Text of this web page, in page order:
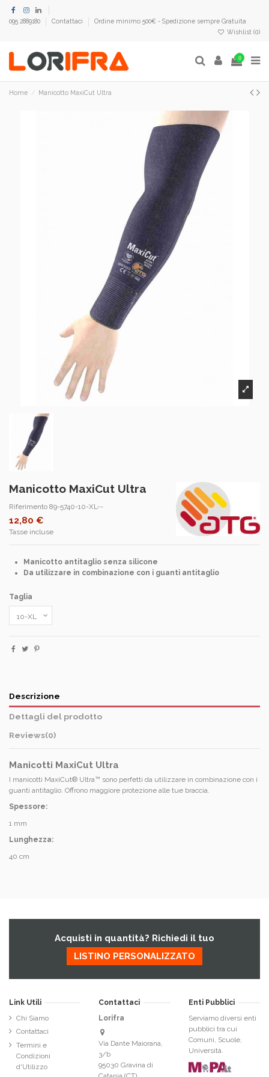
095 2889180 Contattaci
Ordine minimo 500€ - Spedizione sempre Gratuita
Wishlist (0)
0
Home Manicotto MaxiCut Ultra
Manicotto MaxiCut Ultra
Riferimento 89-5740-10-XL--
12,80 €
Tasse incluse
Manicotto antitaglio senza silicone
Da utilizzare in combinazione con i guanti antitaglio
Taglia
Descrizione
Dettagli del prodotto
Reviews(0)
Manicotti MaxiCut Ultra
I manicotti MaxiCut® Ultra™ sono perfetti da utilizzare in combinazione con i
guanti antitaglio. Offrono maggiore protezione alle tue braccia.
Spessore:
1 mm
Lunghezza:
40 cm
Acquisti in quantità? Richiedi il tuo
LISTINO PERSONALIZZATO
Link Utili
Chi Siamo
Contattaci
Termini e
Condizioni
d'Utilizzo
Contattaci
Lorifra
Via Dante Maiorana,
3/b
95030 Gravina di
Enti Pubblici
Serviamo diversi enti
pubblici tra cui
Comuni, Scuole,
Università.